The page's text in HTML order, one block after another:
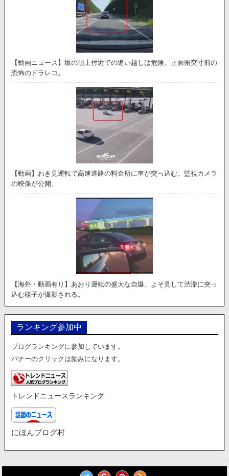
【動画ニュース】坂の頂上付近での追い越しは危険。正面衝突寸前の
恐怖のドラレコ。
【動画】わき見運転で高速道路の料金所に車が突っ込む。監視カメラ
の映像が公開。
【海外・動画有り】あおり運転の盛大な自爆。よそ見して渋滞に突っ
込む様子が撮影される。
ランキング参加中
ブログランキングに参加しています。
バナーのクリックは励みになります。
トレンドニュースランキング
にほんブログ村